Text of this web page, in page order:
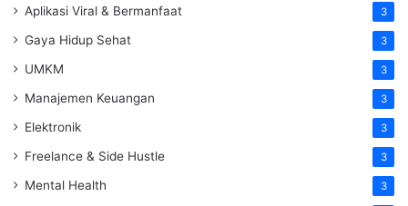
Aplikasi Viral & Bermanfaat 3
Gaya Hidup Sehat 3
UMKM 3
Manajemen Keuangan 3
Elektronik 3
Freelance & Side Hustle 3
Mental Health 3